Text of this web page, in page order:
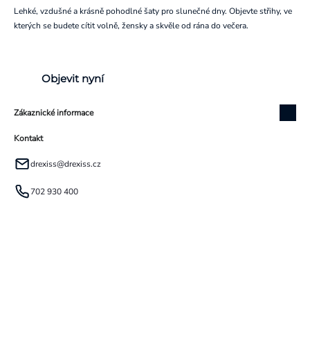
Lehké, vzdušné a krásně pohodlné šaty pro slunečné dny. Objevte střihy, ve
kterých se budete cítit volně, žensky a skvěle od rána do večera.
Objevit nyní
Zákaznické informace
Kontakt
drexiss@drexiss.cz
702 930 400